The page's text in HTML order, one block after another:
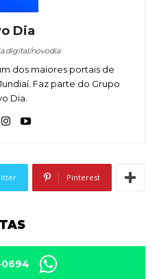
Dia
novodia
dos maiores portais de
Faz parte do Grupo
Dia.
Pinterest
0694